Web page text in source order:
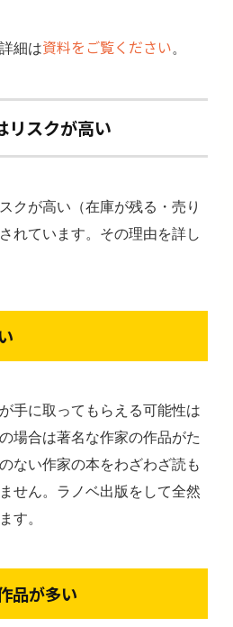
細は資料をご覧ください。
リスクが高い
クが高い（在庫が残る・売り
れています。その理由を詳し
手に取ってもらえる可能性は
場合は著名な作家の作品がた
ない作家の本をわざわざ読も
せん。ラノベ出版をして全然
す。
品が多い